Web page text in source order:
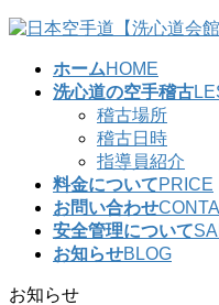
コ
ナ
ホームHOME
洗心道の空手稽古
稽古場所
稽古日時
指導員紹介
料金についてPRICE
お問い合わせ
安全管理について
お知らせBLOG
お知らせ